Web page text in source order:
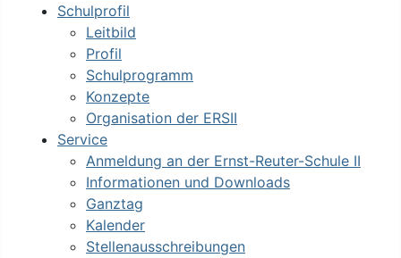
Schulprofil
Leitbild
Profil
Schulprogramm
Konzepte
Organisation der ERSII
Service
Anmeldung an der Ernst-Reuter-Schule II
Informationen und Downloads
Ganztag
Kalender
Stellenausschreibungen